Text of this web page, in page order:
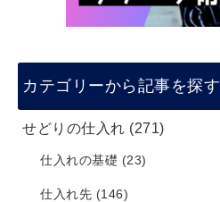
カテゴリーから記事を探す
せどりの仕入れ (271)
仕入れの基礎 (23)
仕入れ先 (146)